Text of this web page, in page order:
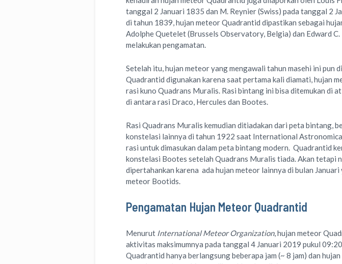
tanggal 2 Januari 1835 dan M. Reynier (Swiss) pada tanggal 2
di tahun 1839, hujan meteor Quadrantid dipastikan sebagai
Adolphe Quetelet (Brussels Observatory, Belgia) dan Edward
melakukan pengamatan.
Setelah itu, hujan meteor yang mengawali tahun masehi ini pun
Quadrantid digunakan karena saat pertama kali diamati, hujan
rasi kuno Quadrans Muralis. Rasi bintang ini bisa ditemukan di
di antara rasi Draco, Hercules dan Bootes.
Rasi Quadrans Muralis kemudian ditiadakan dari peta bintang,
konstelasi lainnya di tahun 1922 saat International
rasi untuk dimasukan dalam peta bintang modern. Quadrantid
konstelasi Bootes setelah Quadrans Muralis tiada. Akan tetapi
dipertahankan karena ada hujan meteor lainnya di bulan Januari
meteor Bootids.
Pengamatan Hujan Meteor Quadrantid
Menurut International Meteor Organization, hujan meteor
aktivitas maksimumnya pada tanggal 4 Januari 2019 pukul
Quadrantid hanya berlangsung beberapa jam (~ 8 jam) dan